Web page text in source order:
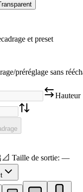
et preset
préréglage sans
Hauteur
📐 Taille de sortie: —